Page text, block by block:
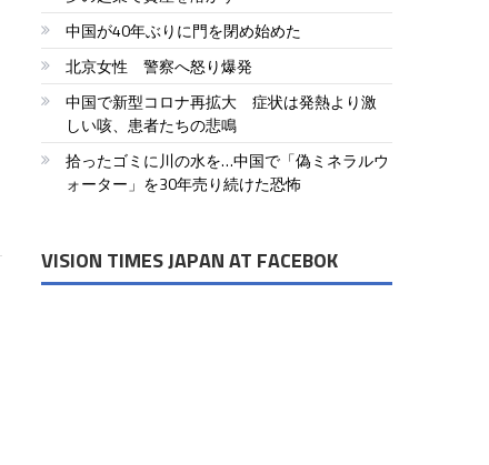
中国が40年ぶりに門を閉め始めた
北京女性 警察へ怒り爆発
中国で新型コロナ再拡大 症状は発熱より激
しい咳、患者たちの悲鳴
拾ったゴミに川の水を…中国で「偽ミネラルウ
ォーター」を30年売り続けた恐怖
VISION TIMES JAPAN AT FACEBOK